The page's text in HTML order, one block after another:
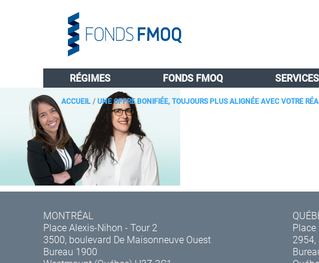
RÉGIMES FONDS FMOQ SERVICES
ACCUEIL /UNE OFFRE BONIFIÉE, TOUJOURS PLUS ALIGNÉE AVEC VOTRE
MONTRÉAL
Place Alexis-Nihon - Tour 2
3500, boulevard De Maisonneuve Ouest
Bureau 1900
Place